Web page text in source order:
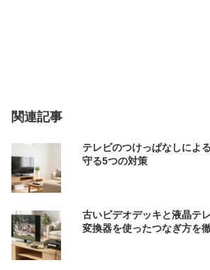
関連記事
テレビのつけっぱなしによ
守る5つの対策
古いビデオデッキと液晶テ
変換器を使ったつなぎ方を